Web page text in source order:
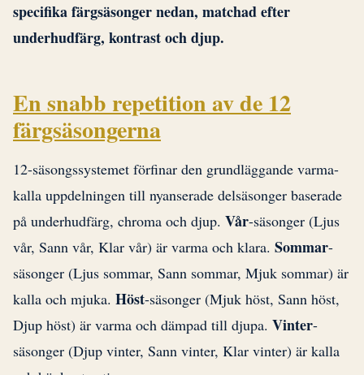
specifika färgsäsonger nedan, matchad efter
underhudfärg, kontrast och djup.
En snabb repetition av de 12
färgsäsongerna
12-säsongssystemet förfinar den grundläggande varma-
kalla uppdelningen till nyanserade delsäsonger baserade
på underhudfärg, chroma och djup. Vår-säsonger (Ljus
vår, Sann vår, Klar vår) är varma och klara. Sommar-
säsonger (Ljus sommar, Sann sommar, Mjuk sommar) är
kalla och mjuka. Höst-säsonger (Mjuk höst, Sann höst,
Djup höst) är varma och dämpad till djupa. Vinter-
säsonger (Djup vinter, Sann vinter, Klar vinter) är kalla